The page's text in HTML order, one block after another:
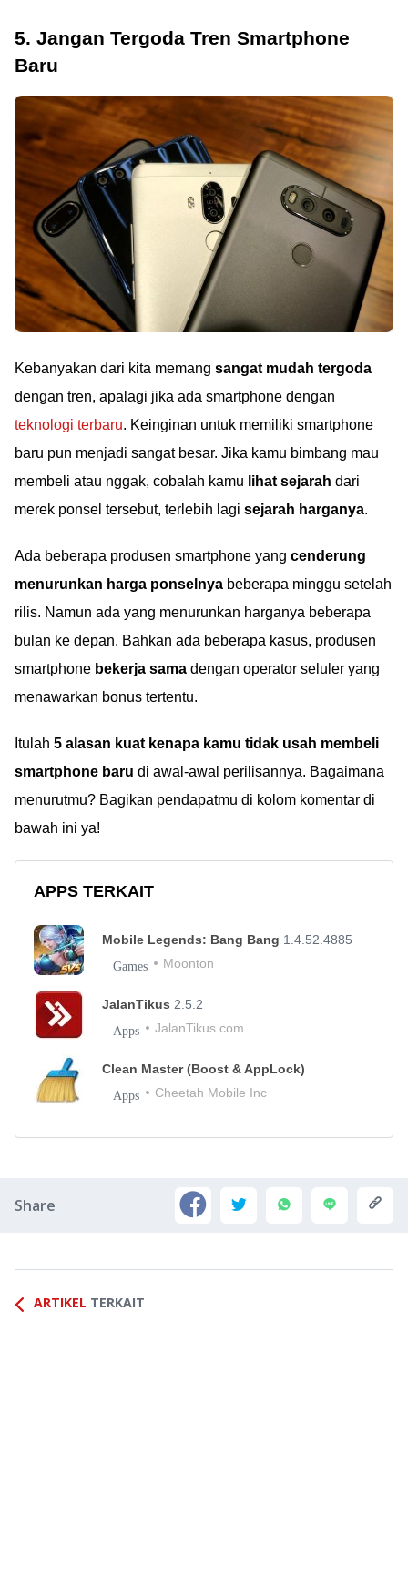
5. Jangan Tergoda Tren Smartphone
Baru
Kebanyakan dari kita memang sangat mudah tergoda
dengan tren, apalagi jika ada smartphone dengan
teknologi terbaru. Keinginan untuk memiliki smartphone
baru pun menjadi sangat besar. Jika kamu bimbang mau
membeli atau nggak, cobalah kamu lihat sejarah dari
merek ponsel tersebut, terlebih lagi sejarah harganya.
Ada beberapa produsen smartphone yang cenderung
menurunkan harga ponselnya beberapa minggu setelah
rilis. Namun ada yang menurunkan harganya beberapa
bulan ke depan. Bahkan ada beberapa kasus, produsen
smartphone bekerja sama dengan operator seluler yang
menawarkan bonus tertentu.
Itulah 5 alasan kuat kenapa kamu tidak usah membeli
smartphone baru di awal-awal perilisannya. Bagaimana
menurutmu? Bagikan pendapatmu di kolom komentar di
bawah ini ya!
APPS TERKAIT
Mobile Legends: Bang Bang 1.4.52.4885
Games Moonton
JalanTikus 2.5.2
Apps JalanTikus.com
Clean Master (Boost & AppLock)
Apps Cheetah Mobile Inc
Share
ARTIKEL TERKAIT